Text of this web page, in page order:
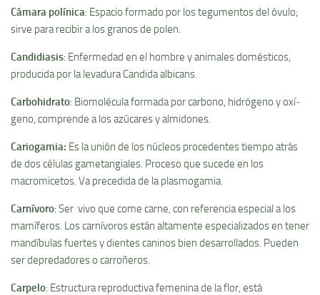
Cámara polí­nica: Espacio formado por los tegumentos del óvulo;
sirve para recibir a los granos de polen.
Candidiasis: Enfermedad en el hombre y animales domésticos,
producida por la levadura Candida albicans.
Carbohidrato: Biomolécula formada por carbono, hidrógeno y oxí­
geno, comprende a los azúcares y almidones.
Cariogamia: Es la unión de los núcleos procedentes tiempo atrás
de dos células gametangiales. Proceso que sucede en los
macromicetos. Va precedida de la plasmogamia.
Carní­voro: Ser vivo que come carne, con referencia especial a los
mamí­feros. Los carní­voros están altamente especializados en tener
mandí­bulas fuertes y dientes caninos bien desarrollados. Pueden
ser depredadores o carroñeros.
Carpelo: Estructura reproductiva femenina de la flor, está